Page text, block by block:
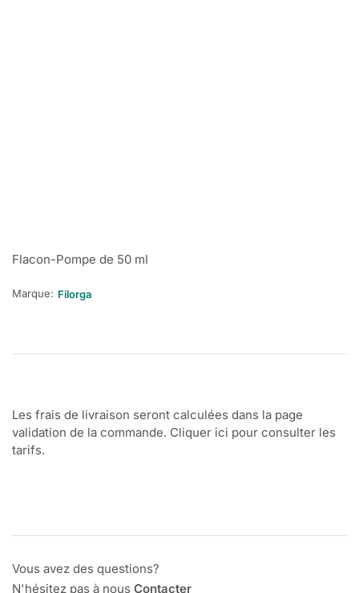
Flacon-Pompe de 50 ml
Marque: Filorga
Les frais de livraison seront calculées dans la page
validation de la commande. Cliquer ici pour consulter les
tarifs.
Vous avez des questions?
N'hésitez pas à nous Contacter